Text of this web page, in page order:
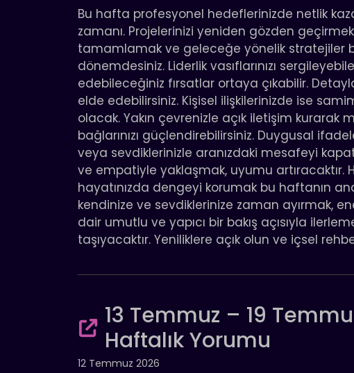
Bu hafta profesyonel hedeflerinizde netlik
zamanı. Projelerinizi yeniden gözden
tamamlamak ve geleceğe yönelik stratejiler
dönemdesiniz. Liderlik vasıflarınızı
edebileceğiniz fırsatlar ortaya çıkabilir.
elde edebilirsiniz. Kişisel ilişkilerinizde ise
olacak. Yakın çevrenizle açık iletişim kurarak
bağlarınızı güçlendirebilirsiniz. Duygusal
veya sevdiklerinizle aranızdaki mesafeyi
ve empatiyle yaklaşmak, uyumu artıracaktır.
hayatınızda dengeyi korumak bu haftanın
kendinize ve sevdiklerinize zaman ayırmak,
dair umutlu ve yapıcı bir bakış açısıyla
taşıyacaktır. Yeniliklere açık olun ve içsel
13 Temmuz – 19
Haftalık Yorumu
12 Temmuz 2026